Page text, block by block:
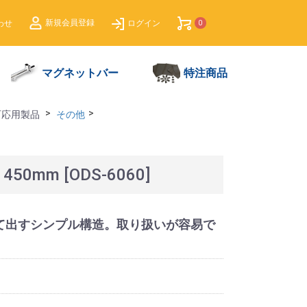
せ 新規会員登録 ログイン 0
マグネットバー 特注商品
用製品 その他
[ODS-6060]
すシンプル構造。取り扱いが容易で